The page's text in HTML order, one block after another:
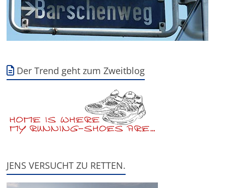
Der Trend geht zum Zweitblog
JENS VERSUCHT ZU RETTEN.